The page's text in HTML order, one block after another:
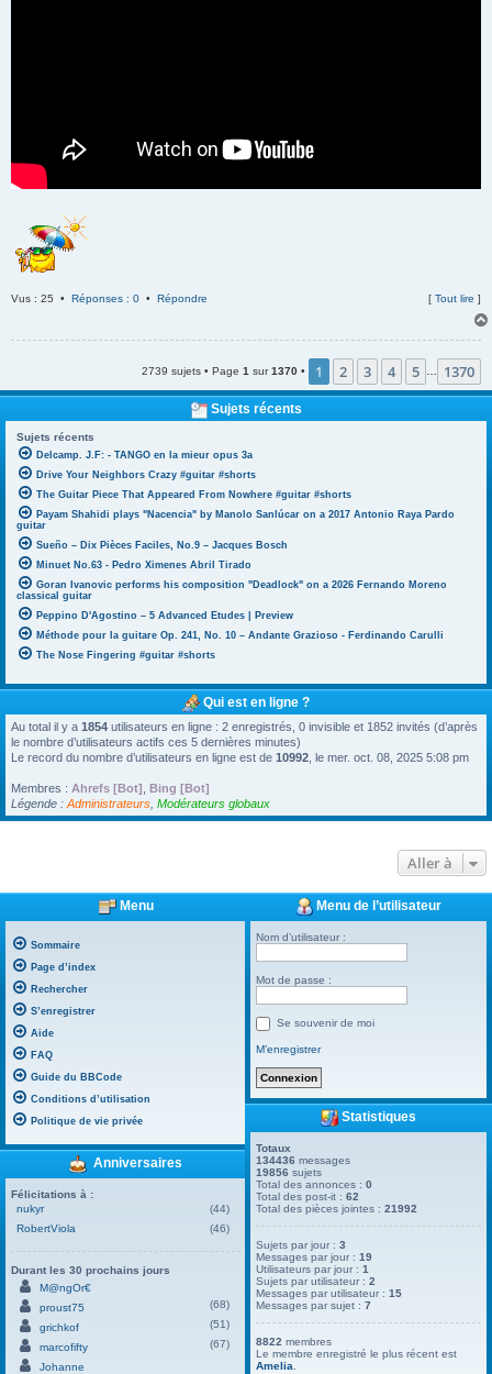
Vus : 25 • Réponses : 0 • Répondre [ Tout lire ]
2739 sujets • Page 1 sur1370 • 1 2 3 4 5 1370
Sujets récents
Sujets récents
Delcamp. J.F: - TANGO en la mieur opus 3a
Drive Your Neighbors Crazy #guitar #shorts
The Guitar Piece That Appeared From Nowhere #guitar #shorts
Payam Shahidi plays "Nacencia" by Manolo Sanlúcar on a 2017 Antonio Raya Pardo
guitar
Sueño – Dix Pièces Faciles, No.9 – Jacques Bosch
Minuet No.63 - Pedro Ximenes Abril Tirado
Goran Ivanovic performs his composition "Deadlock" on a 2026 Fernando Moreno
classical guitar
Peppino D'Agostino – 5 Advanced Etudes | Preview
Méthode pour la guitare Op. 241, No. 10 – Andante Grazioso - Ferdinando Carulli
The Nose Fingering #guitar #shorts
Qui est en ligne ?
Au total il y a 1854 utilisateurs en ligne : 2 enregistrés, 0 invisible et 1852 invités (d’après
le nombre d’utilisateurs actifs ces 5 dernières minutes)
Le record du nombre d’utilisateurs en ligne est de 10992 , le mer. oct. 08, 2025 5:08 pm
Membres : Ahrefs [Bot] Bing [Bot]
Légende : Administrateurs Modérateurs globaux
Aller à
Menu
Sommaire
Page d’index
Rechercher
S’enregistrer
Aide
FAQ
Guide du BBCode
Conditions d’utilisation
Politique de vie privée
Anniversaires
Félicitations à :
nukyr
(44)
RobertViola
(46)
Durant les 30 prochains jours
M@ngOr€
proust75
(68)
grichkof
(51)
marcofifty
(67)
Johanne
Menu de l’utilisateur
Nom d’utilisateur :
Mot de passe :
Se souvenir de moi
M’enregistrer
Statistiques
Totaux
134436 messages
19856 sujets
Total des annonces :0
Total des post-it :62
Total des pièces jointes :21992
Sujets par jour :3
Messages par jour :19
Utilisateurs par jour :1
Sujets par utilisateur :2
Messages par utilisateur :15
Messages par sujet :7
8822 membres
Le membre enregistré le plus récent est
Amelia